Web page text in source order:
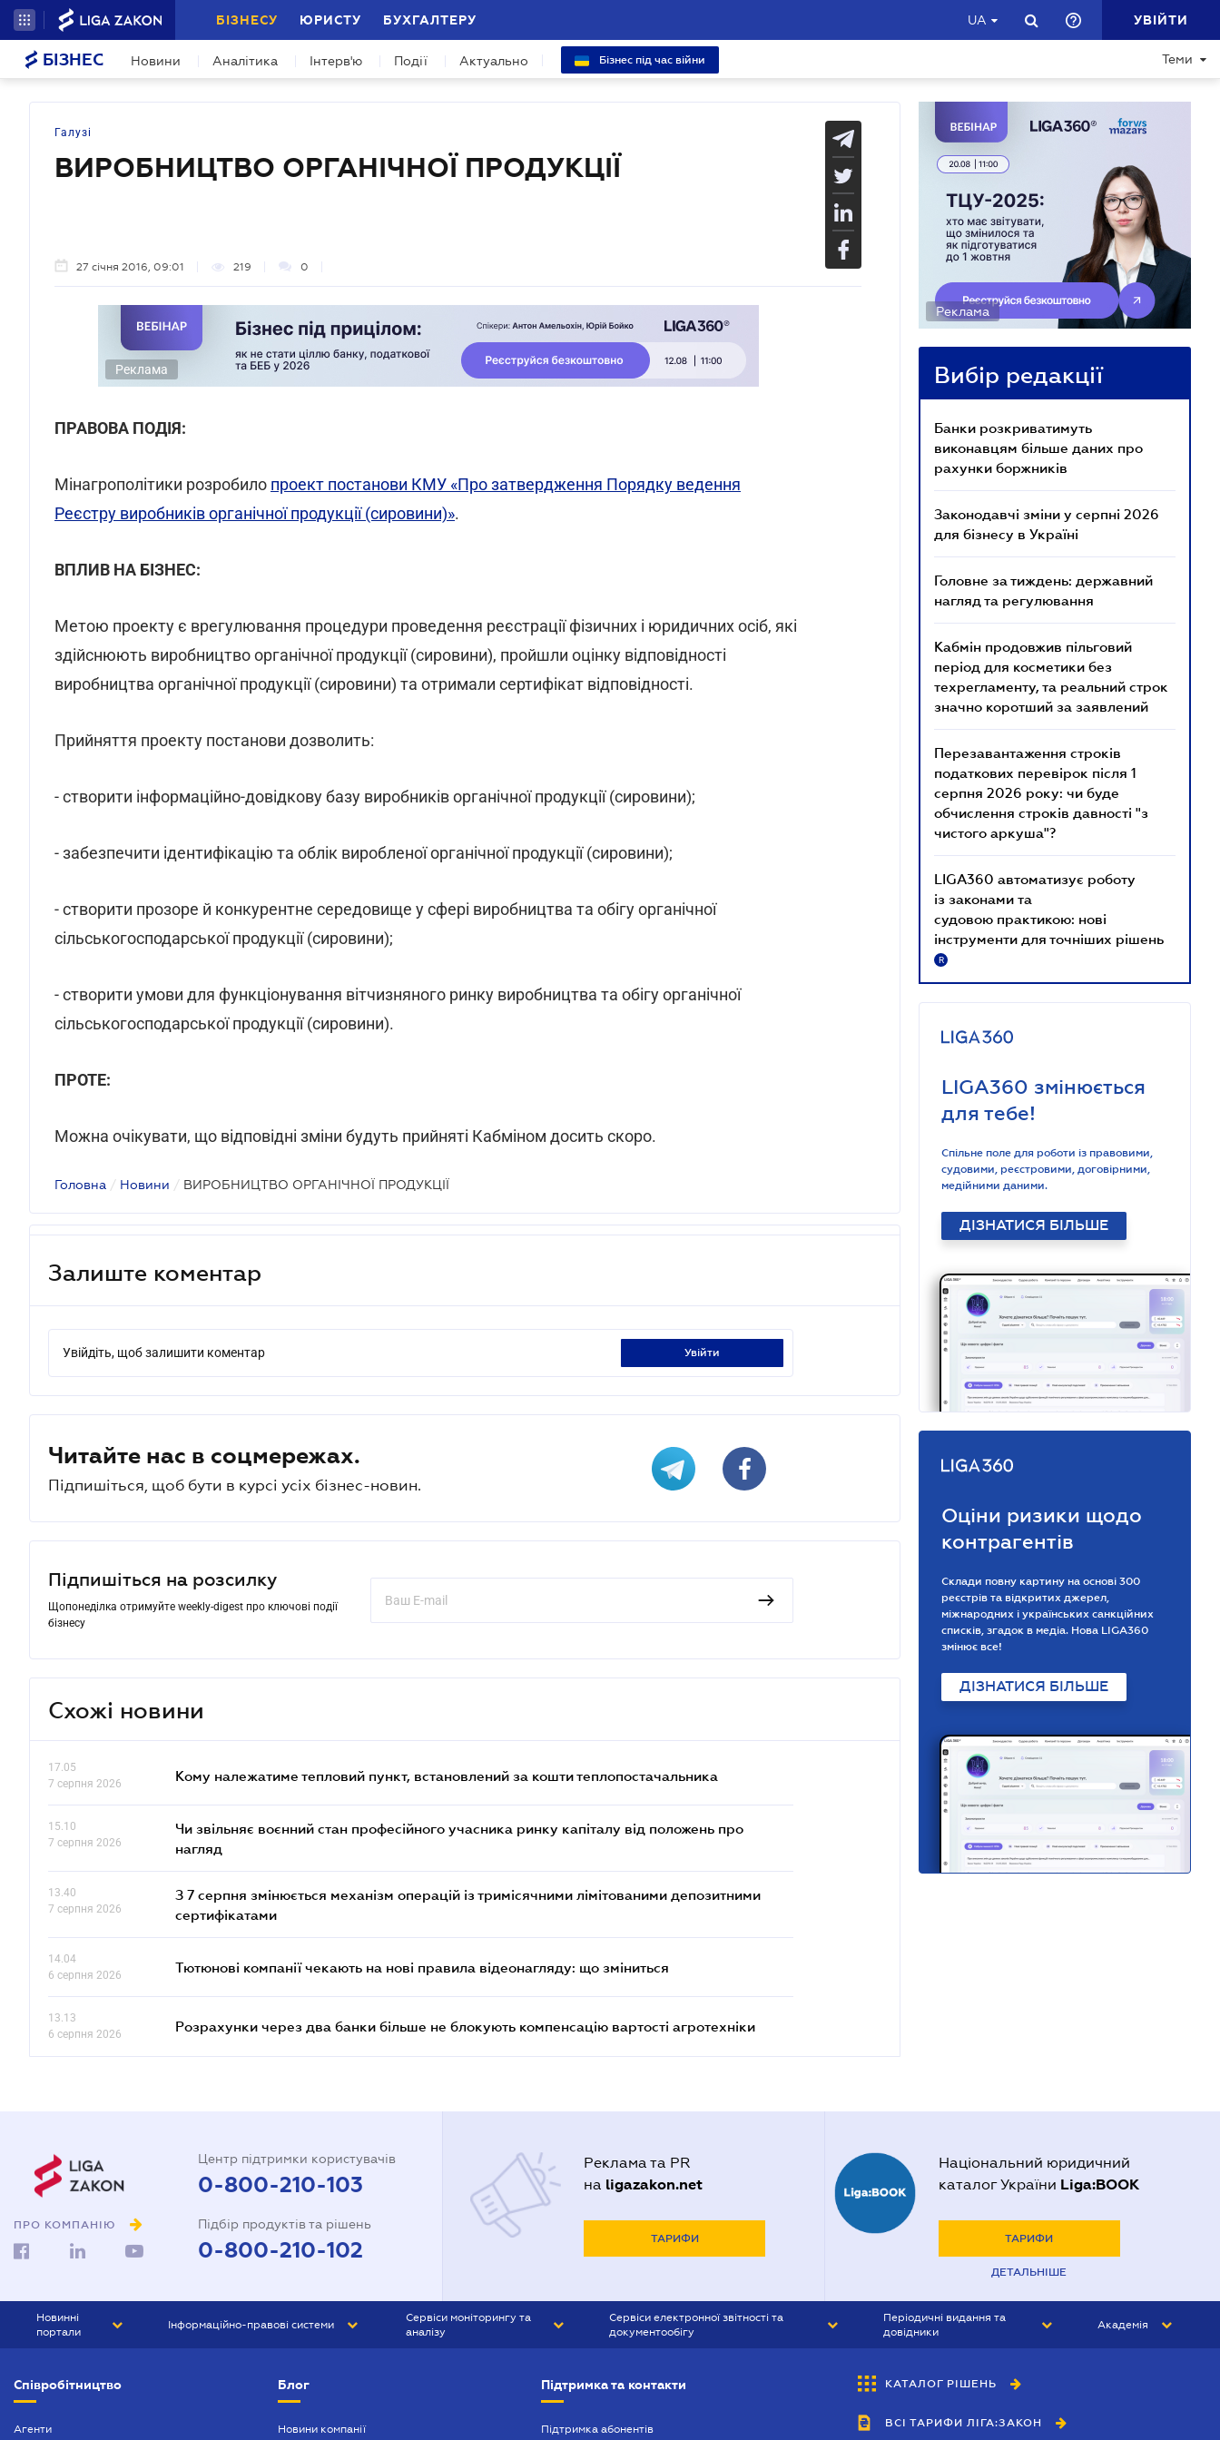
БІЗНЕСУ ЮРИСТУ БУХГАЛТЕРУ UA УВІЙТИ
БІЗНЕС Новини Аналітика Інтерв'ю Події Актуально Бізнес під час війни Теми
Галузі
ВИРОБНИЦТВО ОРГАНІЧНОЇ ПРОДУКЦІЇ
27 січня 2016, 09:01 219 0
Реклама
ПРАВОВА ПОДІЯ:
Мінагрополітики розробило проект постанови КМУ «Про затвердження Порядку ведення
Реєстру виробників органічної продукції (сировини)».
ВПЛИВ НА БІЗНЕС:
Метою проекту є врегулювання процедури проведення реєстрації фізичних і юридичних осіб, які
здійснюють виробництво органічної продукції (сировини), пройшли оцінку відповідності
виробництва органічної продукції (сировини) та отримали сертифікат відповідності.
Прийняття проекту постанови дозволить:
- створити інформаційно-довідкову базу виробників органічної продукції (сировини);
- забезпечити ідентифікацію та облік виробленої органічної продукції (сировини);
- створити прозоре й конкурентне середовище у сфері виробництва та обігу органічної
сільськогосподарської продукції (сировини);
- створити умови для функціонування вітчизняного ринку виробництва та обігу органічної
сільськогосподарської продукції (сировини).
ПРОТЕ:
Можна очікувати, що відповідні зміни будуть прийняті Кабміном досить скоро.
Головна / Новини / ВИРОБНИЦТВО ОРГАНІЧНОЇ ПРОДУКЦІЇ
Залиште коментар
Увійдіть, щоб залишити коментар увійти
Читайте нас в соцмережах.
Підпишіться, щоб бути в курсі усіх бізнес-новин.
Підпишіться на розсилку
Щопонеділка отримуйте weekly-digest про ключові події
бізнесу
Схожі новини
17.05
7 серпня 2026
Кому належатиме тепловий пункт, встановлений за кошти теплопостачальника
15.10
7 серпня 2026
Чи звільняє воєнний стан професійного учасника ринку капіталу від положень про
нагляд
13.40
7 серпня 2026
З 7 серпня змінюється механізм операцій із тримісячними лімітованими депозитними
сертифікатами
14.04
6 серпня 2026
Тютюнові компанії чекають на нові правила відеонагляду: що зміниться
13.13
6 серпня 2026
Розрахунки через два банки більше не блокують компенсацію вартості агротехніки
Реклама
Вибір редакції
Банки розкриватимуть
виконавцям більше даних про
рахунки боржників
Законодавчі зміни у серпні 2026
для бізнесу в Україні
Головне за тиждень: державний
нагляд та регулювання
Кабмін продовжив пільговий
період для косметики без
техрегламенту, та реальний строк
значно коротший за заявлений
Перезавантаження строків
податкових перевірок після 1
серпня 2026 року: чи буде
обчислення строків давності "з
чистого аркуша"?
LIGA360 автоматизує роботу
із законами та
судовою практикою: нові
інструменти для точніших рішень
R
LIGA360 змінюється
для тебе!
Спільне поле для роботи із правовими,
судовими, реєстровими, договірними,
медійними даними.
ДІЗНАТИСЯ БІЛЬШЕ
Оціни ризики щодо
контрагентів
Склади повну картину на основі 300
реєстрів та відкритих джерел,
міжнародних і українських санкційних
списків, згадок в медіа. Нова LIGA360
змінює все!
ДІЗНАТИСЯ БІЛЬШЕ
ПРО КОМПАНІЮ
Центр підтримки користувачів
0-800-210-103
Підбір продуктів та рішень
0-800-210-102
Реклама та PR
на ligazakon.net
ТАРИФИ
Національний юридичний
каталог України Liga:BOOK
ТАРИФИ
ДЕТАЛЬНІШЕ
Новинні
портали
БІЗНЕС
Інформаційно-правові системи
Сервіси моніторингу та
аналізу
Сервіси електронної звітності та
документообігу
Періодичні видання та
довідники
БУХГАЛТЕР&ЗАКОН
ВІСНИК МСФЗ
Академія
Співробітництво
Агенти
Блог
Новини компанії
Підтримка та контакти
Підтримка абонентів
КАТАЛОГ РІШЕНЬ
ВСІ ТАРИФИ ЛІГА:ЗАКОН